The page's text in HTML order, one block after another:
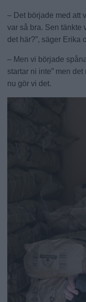
– Det började med att
var så bra. Sen tänkte
det här?”, säger Erika
– Men vi började
startar ni inte” men
nu gör vi det.